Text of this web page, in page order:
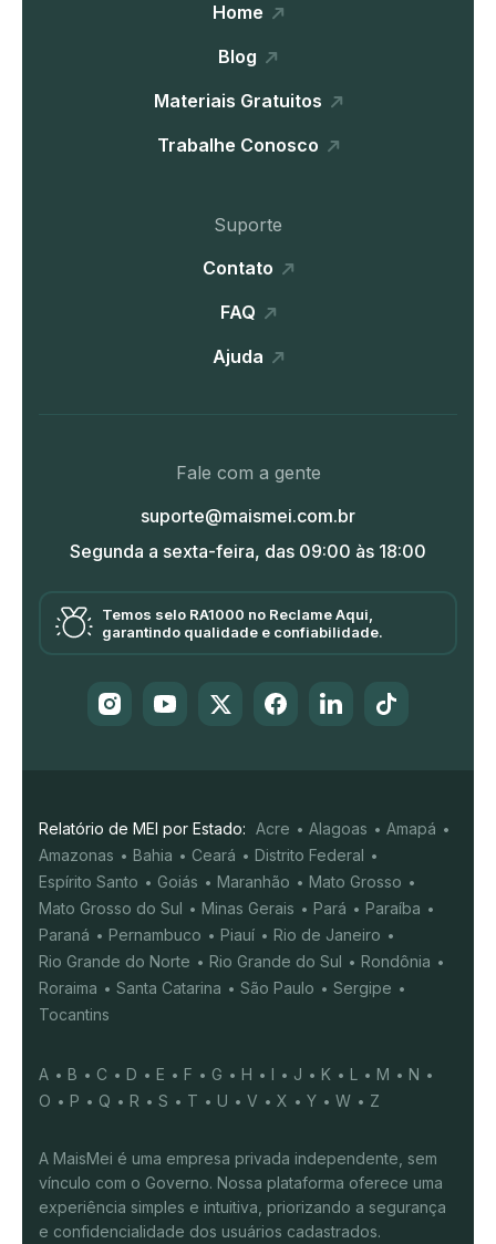
Home
Blog
Materiais Gratuitos
Trabalhe Conosco
Suporte
Contato
FAQ
Ajuda
Fale com a gente
suporte@maismei.com.br
Segunda a sexta-feira, das 09:00 às 18:00
Temos selo RA1000 no Reclame Aqui,
garantindo qualidade e confiabilidade.
Relatório de MEI por Estado: Acre Alagoas
Amapá
Amazonas
Bahia Ceará
Distrito Federal
Espírito Santo
Goiás Maranhão
Mato Grosso
Mato Grosso do Sul
Minas Gerais Pará
Paraíba
Paraná
Pernambuco Piauí
Rio de Janeiro
Rio Grande do Norte
Rio Grande do Sul
Rondônia
Roraima
Santa Catarina São Paulo
Sergipe
Tocantins
A B C D E F G H I J K L M
N
O
P Q R S T U V X Y W Z
A MaisMei é uma empresa privada independente, sem
vínculo com o Governo. Nossa plataforma oferece uma
experiência simples e intuitiva, priorizando a segurança
e confidencialidade dos usuários cadastrados.